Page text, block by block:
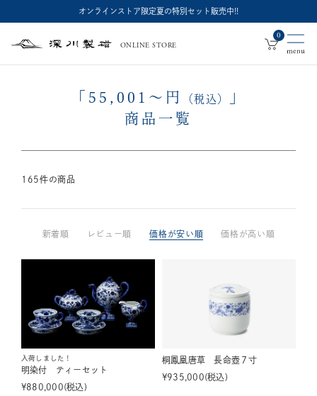
オンラインストア限定夏の特別セット販売中!!
深
製
ONLINE STORE
0
55,001 ～ 円 （税込）
」
商品一覧
165件の商品
新着順 レビュー順 価格が安い順 価格が高い順
入荷しました！
明染付 ティーセット
¥880,000 税込
桐鳳凰唐草 長命壺７寸
¥935,000 税込